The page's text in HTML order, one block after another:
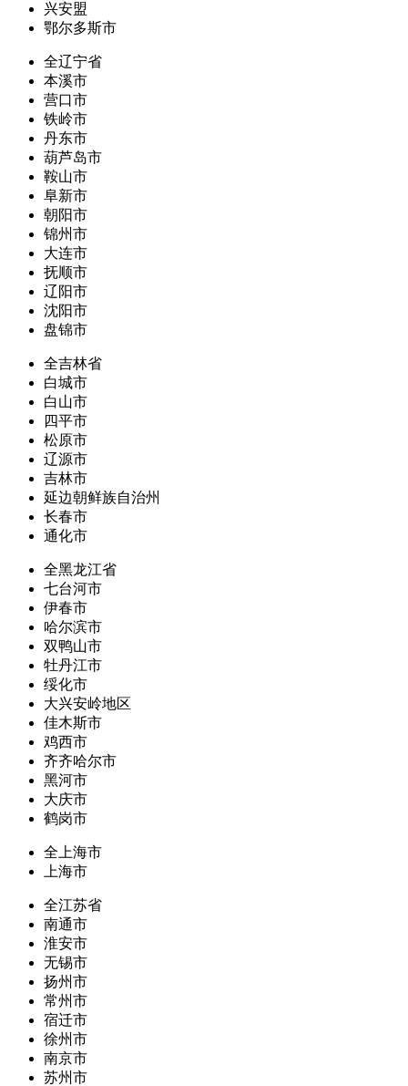
兴安盟
鄂尔多斯市
全辽宁省
本溪市
营口市
铁岭市
丹东市
葫芦岛市
鞍山市
阜新市
朝阳市
锦州市
大连市
抚顺市
辽阳市
沈阳市
盘锦市
全吉林省
白城市
白山市
四平市
松原市
辽源市
吉林市
延边朝鲜族自治州
长春市
通化市
全黑龙江省
七台河市
伊春市
哈尔滨市
双鸭山市
牡丹江市
绥化市
大兴安岭地区
佳木斯市
鸡西市
齐齐哈尔市
黑河市
大庆市
鹤岗市
全上海市
上海市
全江苏省
南通市
淮安市
无锡市
扬州市
常州市
宿迁市
徐州市
南京市
苏州市